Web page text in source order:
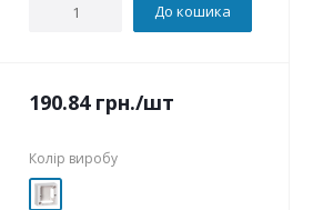
До кошика
190.84грн./шт
Колір виробу